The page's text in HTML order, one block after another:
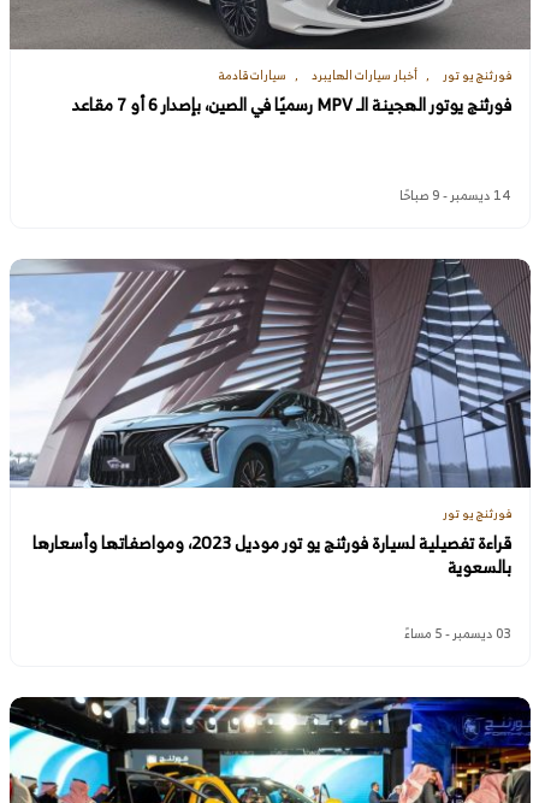
فورثنج يو تور أخبار سيارات الهايبرد سيارات قادمة
فورثنج يوتور الهجينة الـ MPV رسميًا في الصين، بإصدار 6 أو 7 مقاعد
14 ديسمبر - 9 صباحًا
فورثنج يو تور
قراءة تفصيلية لسيارة فورثنج يو تور موديل 2023، ومواصفاتها وأسعارها
بالسعوية
03 ديسمبر - 5 مساءً